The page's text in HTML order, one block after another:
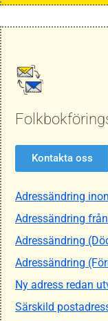
Kontakta oss
Adressändring
Adressändring
Adressändring
Adressändring
Ny adress redan
Särskild